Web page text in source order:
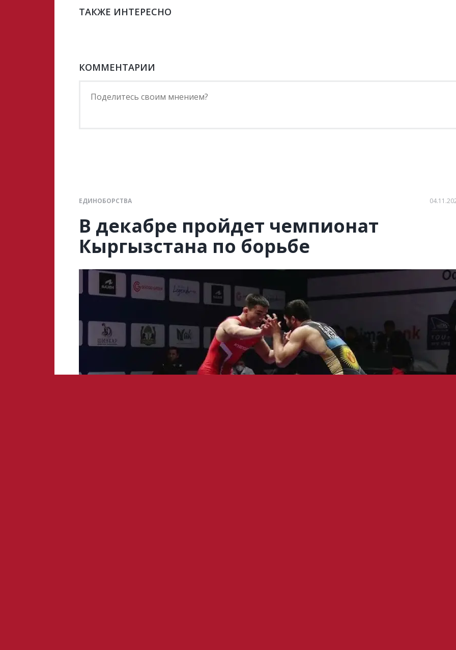
ТАКЖЕ ИНТЕРЕСНО
КОММЕНТАРИИ
ЕДИНОБОРСТВА
В декабре пройдет чемпионат
Кыргызстана по борьбе